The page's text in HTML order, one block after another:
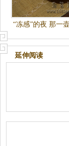
“冻感”的夜 那一
延伸阅读
民国“御瓷”的
由于生产工艺和技
和发挥，中西文化
感...
“文革壶”的鉴